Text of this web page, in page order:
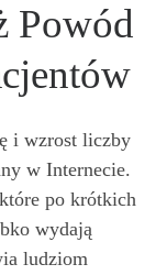
Powód
i wzrost liczby
w Internecie.
po krótkich
wydają
ludziom